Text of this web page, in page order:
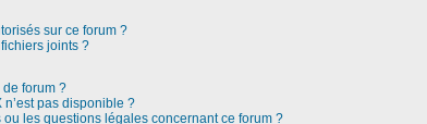
sur ce forum ?
joints ?
forum ?
pas disponible ?
les questions légales concernant ce forum ?